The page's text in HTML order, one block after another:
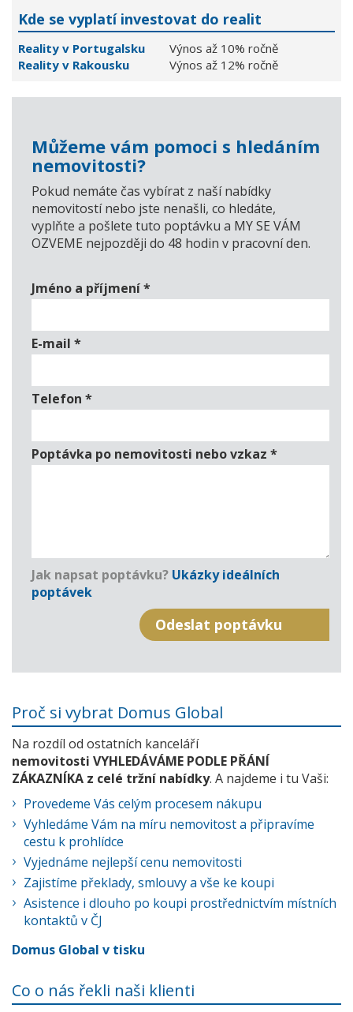
Kde se vyplatí investovat do realit
Reality v Portugalsku
Výnos až 10% ročně
Reality v Rakousku
Výnos až 12% ročně
Můžeme vám pomoci s hledáním
nemovitosti?
Pokud nemáte čas vybírat z naší nabídky
nemovitostí nebo jste nenašli, co hledáte,
vyplňte a pošlete tuto poptávku a MY SE VÁM
OZVEME nejpozději do 48 hodin v pracovní den.
Jméno a příjmení*
E-mail *
Telefon *
Poptávka po nemovitosti nebo vzkaz *
Jak napsat poptávku? Ukázky ideálních
poptávek
Proč si vybrat Domus Global
Na rozdíl od ostatních kanceláří
nemovitosti VYHLEDÁVÁME PODLE PŘÁNÍ
ZÁKAZNÍKA z celé tržní nabídky. A najdeme i tu Vaši:
Provedeme Vás celým procesem nákupu
Vyhledáme Vám na míru nemovitost a připravíme
cestu k prohlídce
Vyjednáme nejlepší cenu nemovitosti
Zajistíme překlady, smlouvy a vše ke koupi
Asistence i dlouho po koupi prostřednictvím místních
kontaktů v ČJ
Domus Global v tisku
Co o nás řekli naši klienti